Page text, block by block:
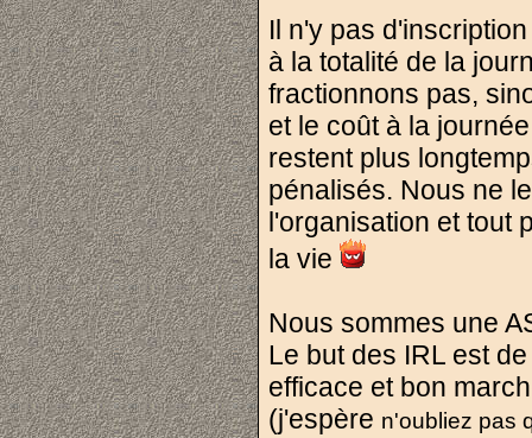
Il n'y pas
à la totalité de la
fractionnons pas,
et le coût à la
restent plus
pénalisés. Nous ne
l'organisation et tout
la vie
Nous sommes une
Le but des IRL est
efficace et bon
(j'espère n'oubliez pas